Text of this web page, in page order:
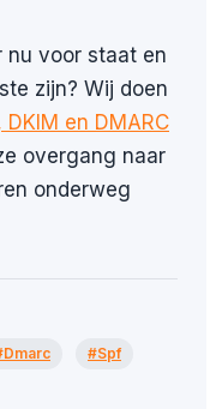
nu voor staat en
zijn? Wij doen
en DMARC
overgang naar
onderweg
#Spf